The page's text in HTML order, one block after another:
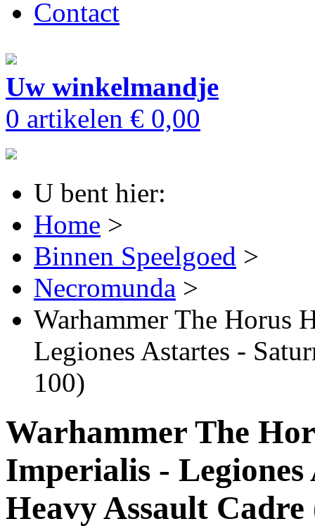
Contact
Uw winkelmandje
0 artikelen € 0,00
U bent hier:
Home >
Binnen Speelgoed >
Necromunda >
Warhammer The Horus
Legiones Astartes -
100)
Warhammer The
Imperialis -
Heavy Assault Cadre